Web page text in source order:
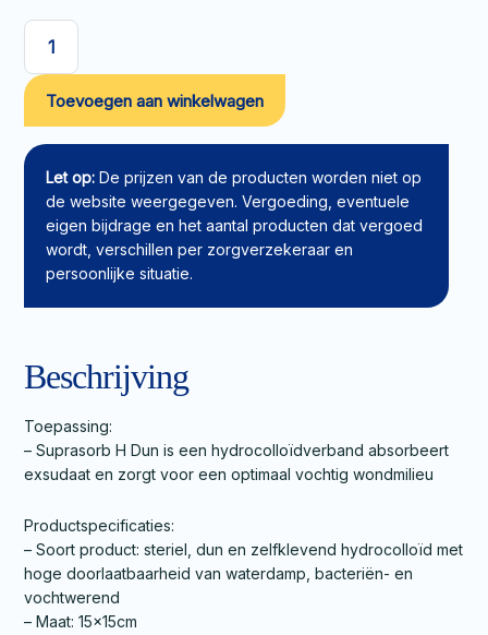
Hydrocolloïd
verband
Suprasorb
H
Dun
15x15cm
aantal
Toevoegen aan winkelwagen
Let op: De prijzen van de producten worden niet op
de website weergegeven. Vergoeding, eventuele
eigen bijdrage en het aantal producten dat vergoed
wordt, verschillen per zorgverzekeraar en
persoonlijke situatie.
Beschrijving
Toepassing:
– Suprasorb H Dun is een hydrocolloïdverband absorbeert
exsudaat en zorgt voor een optimaal vochtig wondmilieu
Productspecificaties:
– Soort product: steriel, dun en zelfklevend hydrocolloïd met
hoge doorlaatbaarheid van waterdamp, bacteriën- en
vochtwerend
– Maat: 15x15cm